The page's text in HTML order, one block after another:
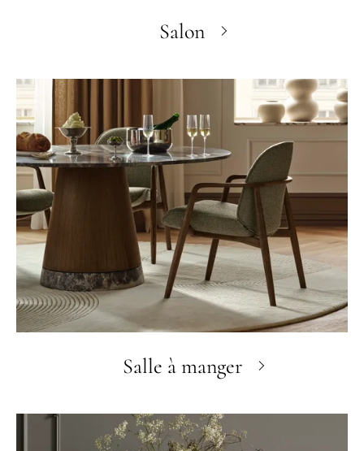
Salon
Salle à manger